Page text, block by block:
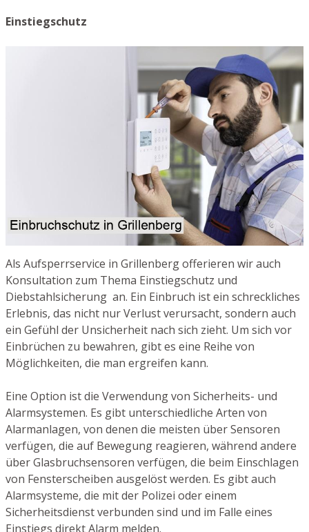
Einstiegschutz
Als Aufsperrservice in Grillenberg offerieren wir auch
Konsultation zum Thema Einstiegschutz und
Diebstahlsicherung an. Ein Einbruch ist ein schreckliches
Erlebnis, das nicht nur Verlust verursacht, sondern auch
ein Gefühl der Unsicherheit nach sich zieht. Um sich vor
Einbrüchen zu bewahren, gibt es eine Reihe von
Möglichkeiten, die man ergreifen kann.
Eine Option ist die Verwendung von Sicherheits- und
Alarmsystemen. Es gibt unterschiedliche Arten von
Alarmanlagen, von denen die meisten über Sensoren
verfügen, die auf Bewegung reagieren, während andere
über Glasbruchsensoren verfügen, die beim Einschlagen
von Fensterscheiben ausgelöst werden. Es gibt auch
Alarmsysteme, die mit der Polizei oder einem
Sicherheitsdienst verbunden sind und im Falle eines
Einstiegs direkt Alarm melden.